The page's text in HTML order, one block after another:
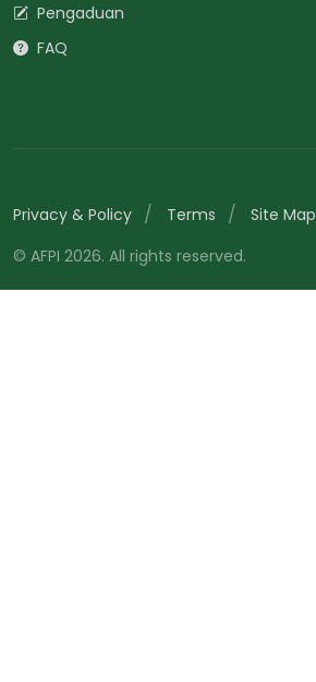
Pengaduan
FAQ
Privacy & Policy Terms
Site Map
© AFPI 2026. All rights reserved.